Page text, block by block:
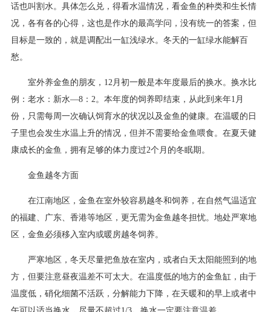
话也叫割水。具体怎么兑，得看水温情况，看金鱼的种类和生长情
况，各有各的心得，这也是作水的最高学问，没有统一的答案，但
目标是一致的，就是调配出一缸浅绿水。冬天的一缸绿水能解百
愁。
室外养金鱼的朋友，12月初一般是本年度最后的换水。换水比
例：老水：新水—8：2。本年度的饲养即结束，从此到来年1月
份，只需每周一次确认饲育水的状况以及金鱼的健康。在温暖的日
子里也会发生水温上升的情况，但并不需要给金鱼喂食。在夏天健
康成长的金鱼，拥有足够的体力度过2个月的冬眠期。
金鱼越冬方面
在江南地区，金鱼在室外较容易越冬和饲养，在自然气温适宜
的福建、广东、香港等地区，更无需为金鱼越冬担忧。地处严寒地
区，金鱼必须移入室内或暖房越冬饲养。
严寒地区，冬天尽量把鱼放在室内，或者白天太阳能照到的地
方，但要注意昼夜温差不可太大。在温度低的地方的金鱼缸，由于
温度低，硝化细菌不活跃，分解能力下降，在天暖和的早上或者中